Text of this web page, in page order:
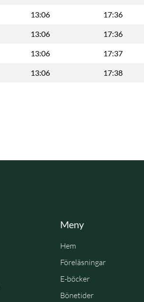
13:06 17:36
13:06 17:36
13:06 17:37
13:06 17:38
Meny
Hem
Föreläsningar
E-böcker
Bönetider